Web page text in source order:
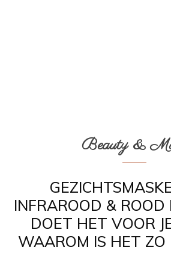
Beauty &
INFRAROOD &
DOET HET VOOR
WAAROM IS HET ZO